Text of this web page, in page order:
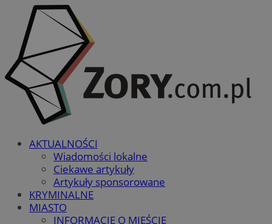
AKTUALNOŚCI
Wiadomości lokalne
Ciekawe artykuły
Artykuły sponsorowane
KRYMINALNE
MIASTO
INFORMACJE O MIEŚCIE